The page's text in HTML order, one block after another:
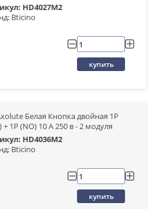
HD4027M2
Bticino
купить
Белая Кнопка двойная 1Р
+ 1Р (NO) 10 А 250 в - 2 модуля
HD4036M2
Bticino
купить